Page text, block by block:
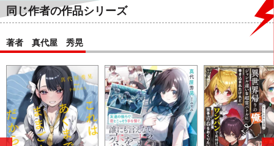
同じ作者の作品シリーズ
著者 真代屋 秀晃